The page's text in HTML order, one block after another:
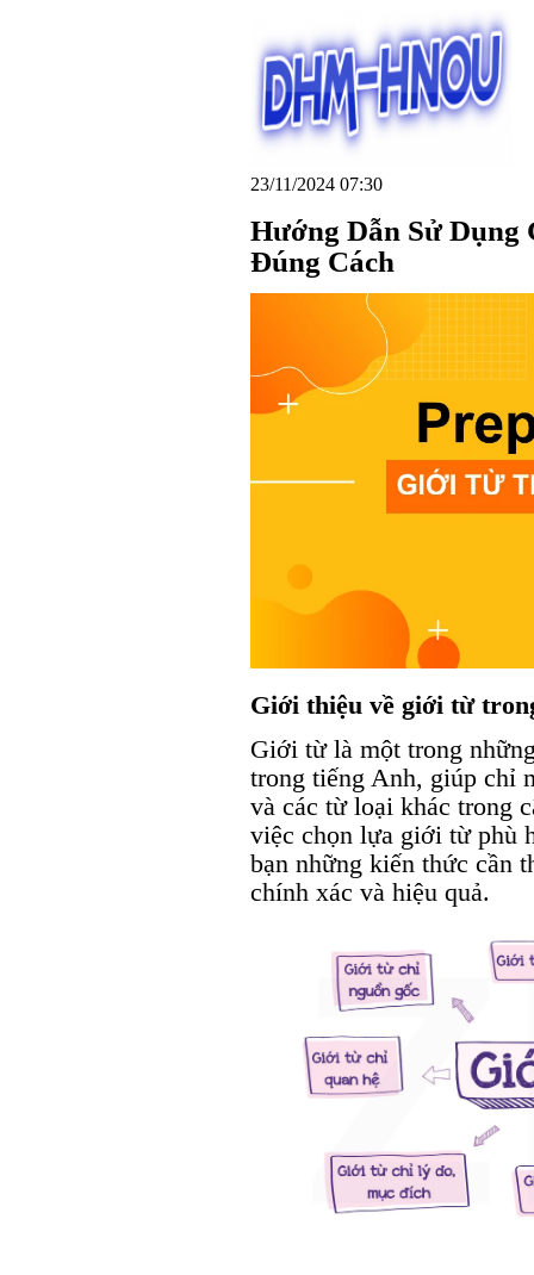
23/11/2024 07:30
Hướng Dẫn Sử
Đúng Cách
Giới thiệu về giới từ
Giới từ là một trong
trong tiếng Anh, giúp chỉ
và các từ loại khác trong
việc chọn lựa giới từ phù
bạn những kiến thức cần
chính xác và hiệu quả.